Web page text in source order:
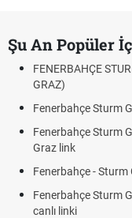
Şu An Popüler
FENERBAHÇE
GRAZ)
Fenerbahçe Sturm
Fenerbahçe Sturm
Graz link
Fenerbahçe - Sturm
Fenerbahçe Sturm
canlı linki